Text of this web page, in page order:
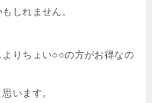
しれません。
りちょい○○の方がお得なの
います。